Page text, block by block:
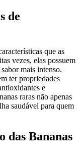
de
que as
vezes, elas possuem
mais intenso.
ter propriedades
e
raras não apenas
saudável para quem
das Bananas